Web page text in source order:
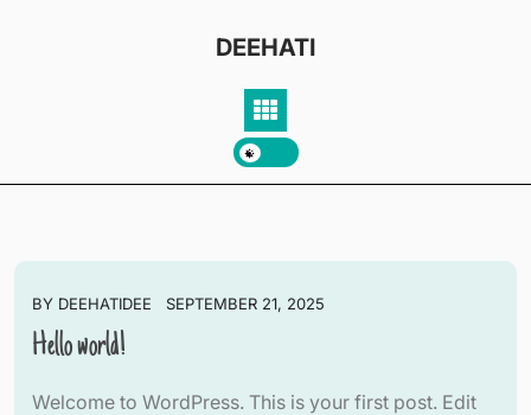
DEEHATI
BY DEEHATIDEE SEPTEMBER 21, 2025
Hello world!
Welcome to WordPress. This is your first post. Edit